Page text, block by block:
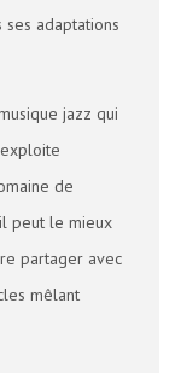
adaptations
jazz qui
de
peut le mieux
partager avec
mêlant